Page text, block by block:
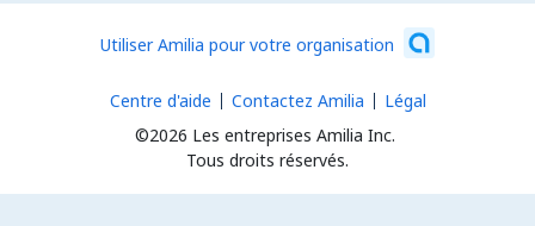
Utiliser Amilia pour votre organisation
©2026 Les entreprises Amilia Inc.
Tous droits réservés.
Centre d'aide Contactez Amilia Légal